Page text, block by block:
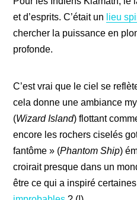
et d’esprits. C’était un lieu
chercher la puissance en
profonde.
C’est vrai que le ciel se
cela donne une ambiance
(Wizard Island) flottant
encore les rochers ciselés
fantôme » (Phantom Ship)
croirait presque dans un
être ce qui a inspiré